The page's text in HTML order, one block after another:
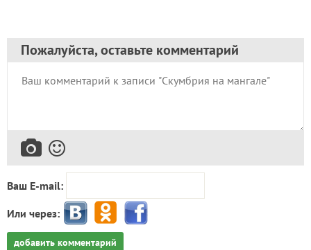
Пожалуйста, оставьте комментарий
Ваш E-mail:
Или через:
добавить комментарий